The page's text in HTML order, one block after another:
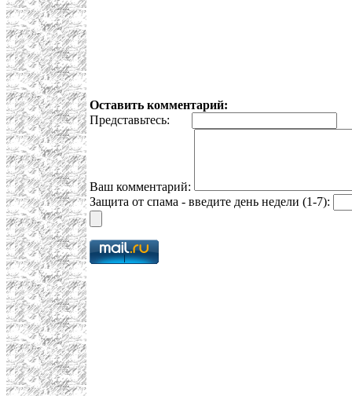
Оставить комментарий:
Представьтесь:
Ваш комментарий:
Защита от спама - введите день недели (1-7):